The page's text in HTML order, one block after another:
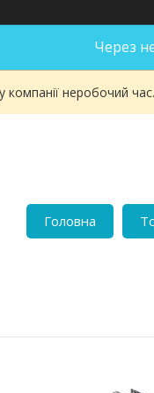
Через
компанії неробочий
Головна